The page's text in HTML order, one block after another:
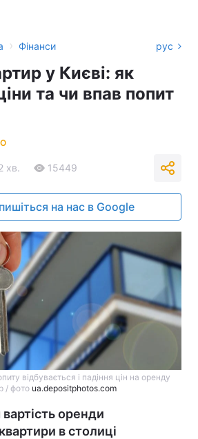
› Фінанси рус
у Києві: як
та чи впав попит
хв. 15449
на нас в Google
відбувається і падіння цін на оренду
/ фото ua.depositphotos.com
оренди
в столиці